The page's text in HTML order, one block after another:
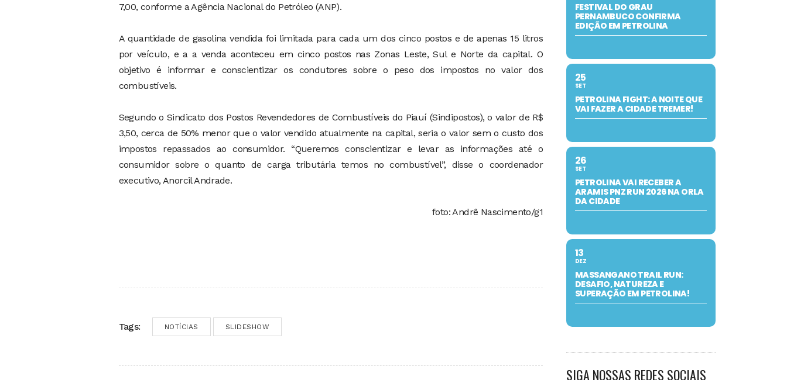
7,00, conforme a Agência Nacional do Petróleo (ANP).
A quantidade de gasolina vendida foi limitada para cada um dos cinco postos e de apenas 15 litros
por veículo, e a a venda aconteceu em cinco postos nas Zonas Leste, Sul e Norte da capital. O
objetivo é informar e conscientizar os condutores sobre o peso dos impostos no valor dos
combustíveis.
Segundo o Sindicato dos Postos Revendedores de Combustíveis do Piauí (Sindipostos), o valor de R$
3,50, cerca de 50% menor que o valor vendido atualmente na capital, seria o valor sem o custo dos
impostos repassados ao consumidor. “Queremos conscientizar e levar as informações até o
consumidor sobre o quanto de carga tributária temos no combustível”, disse o coordenador
executivo, Anorcil Andrade.
foto: Andrê Nascimento/g1
Tags: NOTÍCIAS SLIDESHOW
FESTIVAL DO GRAU
PERNAMBUCO CONFIRMA
EDIÇÃO EM PETROLINA
25
SET
PETROLINA FIGHT: A NOITE QUE
VAI FAZER A CIDADE TREMER!
26
SET
PETROLINA VAI RECEBER A
ARAMIS PNZ RUN 2026 NA ORLA
DA CIDADE
13
DEZ
MASSANGANO TRAIL RUN:
DESAFIO, NATUREZA E
SUPERAÇÃO EM PETROLINA!
SIGA NOSSAS REDES SOCIAIS